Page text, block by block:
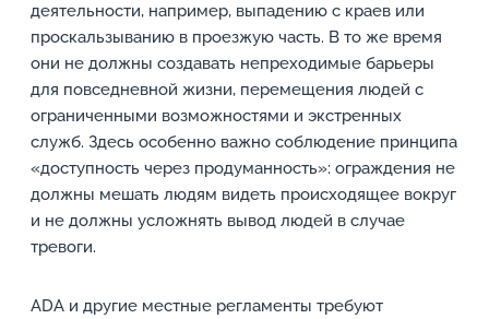
деятельности, например, выпадению с краев или
проскальзыванию в проезжую часть. В то же время
они не должны создавать непреходимые барьеры
для повседневной жизни, перемещения людей с
ограниченными возможностями и экстренных
служб. Здесь особенно важно соблюдение принципа
«доступность через продуманность»: ограждения не
должны мешать людям видеть происходящее вокруг
и не должны усложнять вывод людей в случае
тревоги.
ADA и другие местные регламенты требуют